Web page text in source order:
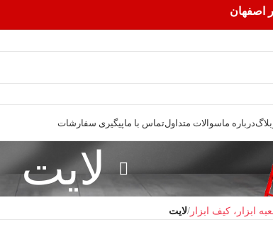
اصفهان
درباره ماسوالات متداولتماس با ماپیگیری سفارشات
لایت
ابزار، کیف ابزار لایت